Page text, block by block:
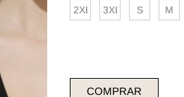
2XL 3XL S M
COMPRAR